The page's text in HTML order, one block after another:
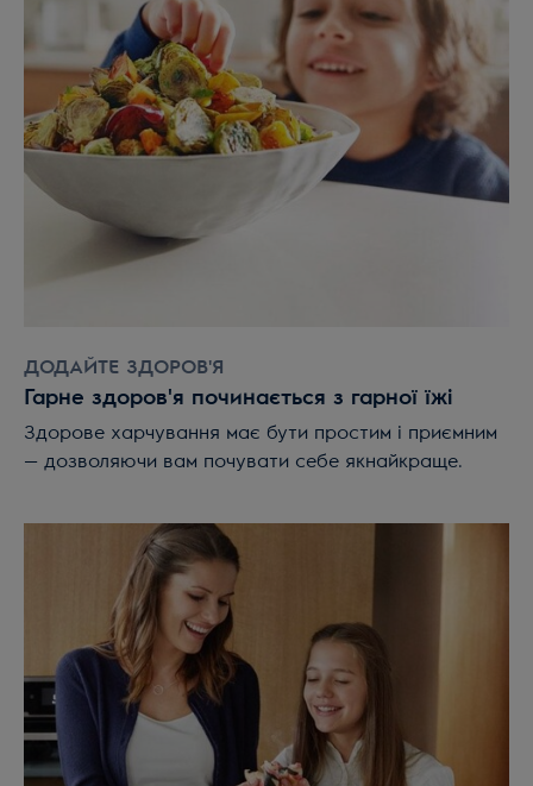
ДОДАЙТЕ ЗДОРОВ'Я
Гарне здоров'я починається з гарної їжі
Здорове харчування має бути простим і приємним
— дозволяючи вам почувати себе якнайкраще.